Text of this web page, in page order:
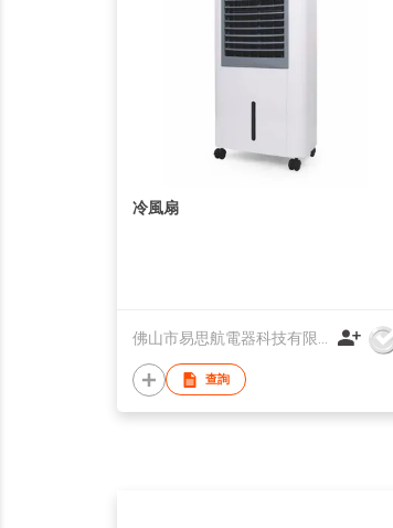
冷風扇
查詢